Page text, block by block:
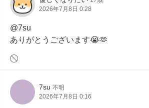
2026年7月8日 0:28
@7su
ありがとうございます😭🫶
7su 不明
2026年7月8日 0:16